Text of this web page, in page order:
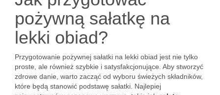
pożywną sałatkę na
lekki obiad?
Przygotowanie pożywnej sałatki na lekki obiad jest nie tylko
proste, ale również szybkie i satysfakcjonujące. Aby stworzyć
zdrowe danie, warto zacząć od wyboru świeżych składników,
które będą stanowić podstawę sałatki. Najlepiej